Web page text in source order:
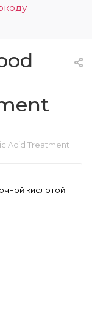
0
Acid Treatment
кислотой